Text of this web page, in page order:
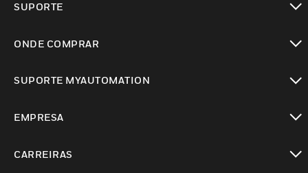
SUPORTE
ONDE COMPRAR
SUPORTE MYAUTOMATION
EMPRESA
CARREIRAS